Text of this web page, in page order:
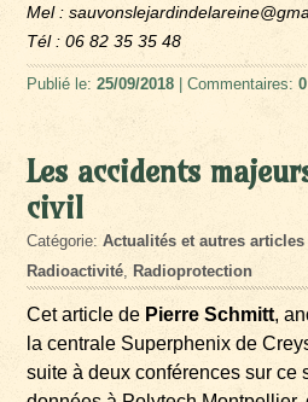
Mel :
Tél : 06 82 35 35 48
Publié le:25/09/2018 | Commentaires:0
Les accidents
civil
Catégorie:Actualités et autres articles
Radioactivité
Radioprotection
Cet article de Pierre Schmitt,
la centrale Superphenix de
suite à deux conférences sur ce